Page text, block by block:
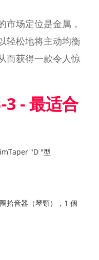
市场定位是金属，
轻松地将主动均衡
而获得一款令人惊
- 最适合
"D "型
拾音器（琴頸），1 個